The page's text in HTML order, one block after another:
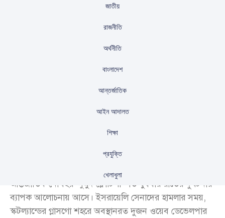
জাতীয়
রাজনীতি
অর্থনীতি
বাংলাদেশ
আন্তর্জাতিক
আইন আদালত
শিক্ষা
প্রযুক্তি
খেলাধুলা
বিশ্বজুড়ে দৃষ্টি আকর্ষণ
করলেন সুমুদ ফ্লোটিলা
প্রকাশিতঃঅক্টোবর ৫, ২০২৫
ফিলিস্তিনের গাজায় খাবার ও ওষুধ পৌঁছে দিতে পরিকল্পিত
আন্তর্জাতিক নৌবহর ‘সুমুদ ফ্লোটিলা’ গত বুধবার রাতের দুর্ঘটনায়
ব্যাপক আলোচনায় আসে। ইসরায়েলি সেনাদের হামলার সময়,
স্কটল্যান্ডের গ্লাসগো শহরে অবস্থানরত দুজন ওয়েব ডেভেলপার